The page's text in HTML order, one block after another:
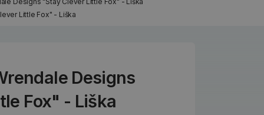
Little Fox" - Liška
Designs
Fox" - Liška